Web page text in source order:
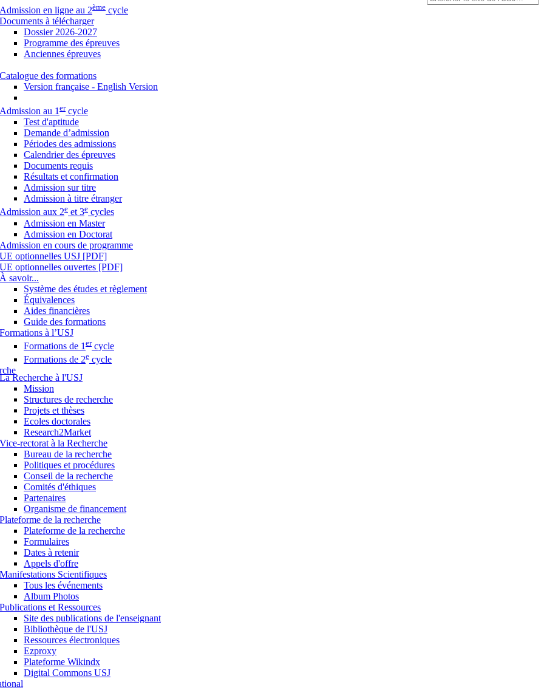
Admission en ligne au 2ème cycle
Documents à télécharger
Dossier 2026-2027
Programme des épreuves
Anciennes épreuves
Catalogue des formations
Version française - English Version
Admission au 1 ercycle
Test d'aptitude
Demande d’admission
Périodes des admissions
Calendrier des épreuves
Documents requis
Résultats et confirmation
Admission sur titre
Admission à titre étranger
Admission aux 2e et 3e cycles
Admission en Master
Admission en Doctorat
Admission en cours de programme
UE optionnelles USJ [PDF]
UE optionnelles ouvertes [PDF]
À savoir...
Système des études et règlement
Équivalences
Aides financières
Guide des formations
Formations à l’USJ
Formations de 1 ercycle
Formations de 2e cycle
La Recherche à l'USJ
Mission
Structures de recherche
Projets et thèses
Ecoles doctorales
Research2Market
Vice-rectorat à la Recherche
Bureau de la recherche
Politiques et procédures
Conseil de la recherche
Comités d'éthiques
Partenaires
Organisme de financement
Plateforme de la recherche
Plateforme de la recherche
Formulaires
Dates à retenir
Appels d'offre
Manifestations Scientifiques
Tous les événements
Album Photos
Publications et Ressources
Site des publications de l'enseignant
Bibliothèque de l'USJ
Ressources électroniques
Ezproxy
Plateforme Wikindx
Digital Commons USJ